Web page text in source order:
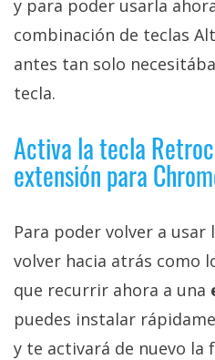
Contacto
Sobre
nosotros
Publicidad
/
Cambiar
de
privacidad
/
Aviso
Legal
y para poder usarla
combinación de teclas
antes tan solo
tecla.
Activa la tecla
extensión para
Para poder volver a usar
volver hacia atrás como
que recurrir ahora a una
puedes instalar
y te activará de nuevo la